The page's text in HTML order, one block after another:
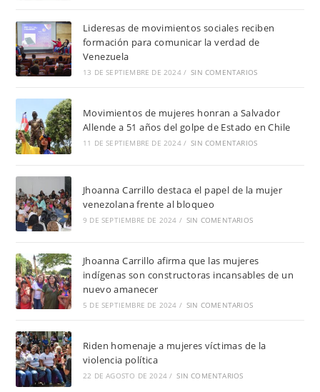
Lideresas de movimientos sociales reciben
formación para comunicar la verdad de
Venezuela
13 DE SEPTIEMBRE DE 2024 / SIN COMENTARIOS
Movimientos de mujeres honran a Salvador
Allende a 51 años del golpe de Estado en Chile
11 DE SEPTIEMBRE DE 2024 / SIN COMENTARIOS
Jhoanna Carrillo destaca el papel de la mujer
venezolana frente al bloqueo
9 DE SEPTIEMBRE DE 2024 / SIN COMENTARIOS
Jhoanna Carrillo afirma que las mujeres
indígenas son constructoras incansables de un
nuevo amanecer
5 DE SEPTIEMBRE DE 2024 / SIN COMENTARIOS
Riden homenaje a mujeres víctimas de la
violencia política
22 DE AGOSTO DE 2024 / SIN COMENTARIOS